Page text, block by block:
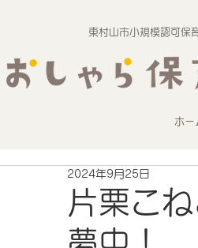
東村山市小規模認可保
ホー
片栗こ
夢中！
2024年9月25日